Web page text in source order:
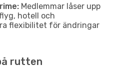
Medlemmar låser upp
hotell och
flexibilitet för ändringar
rutten